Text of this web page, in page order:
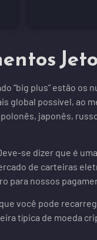
“big plus” estão
global possível, ao
japonês,
se dizer que é
de carteiras
nossos
você pode
típica de moeda